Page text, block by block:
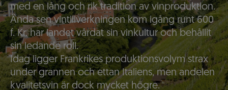
med en lång och rik tradition av vinproduktion.
Ända sen vintillverkningen kom igång runt 600
f. Kr. har landet vårdat sin vinkultur och behållit
sin ledande roll.
Idag ligger Frankrikes produktionsvolym strax
under grannen och ettan Italiens, men andelen
kvalitetsvin är dock mycket högre.